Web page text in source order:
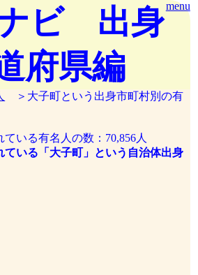
menu
ビ 出身
府県編
＞大子町という出身市町村別の有
いる有名人の数：70,856人
ている「大子町」という自治体出身